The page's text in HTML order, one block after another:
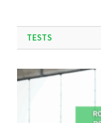
TESTS